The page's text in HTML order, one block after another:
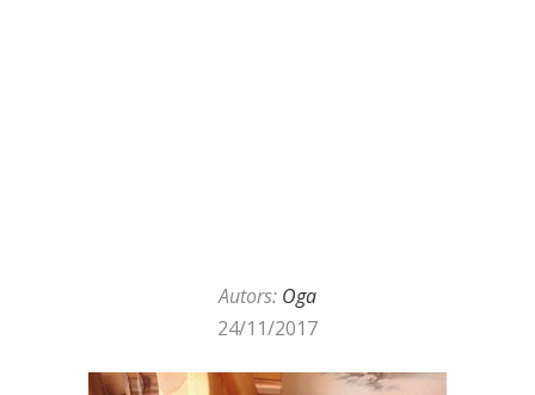
Autors: Oga
24/11/2017